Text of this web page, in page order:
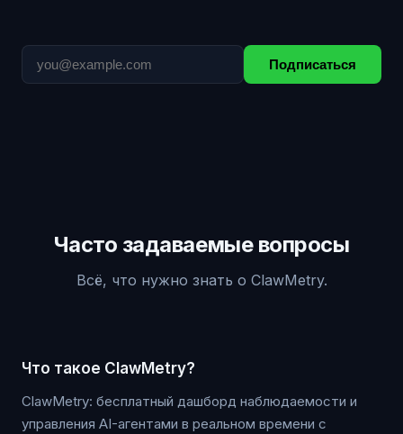
Подписаться
Часто задаваемые вопросы
Всё, что нужно знать о ClawMetry.
Что такое ClawMetry?
ClawMetry: бесплатный дашборд наблюдаемости и
управления AI-агентами в реальном времени с